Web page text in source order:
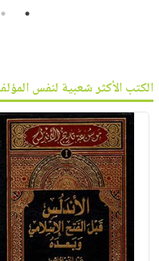
1
2
الكتب الأكثر شعبية لنفس